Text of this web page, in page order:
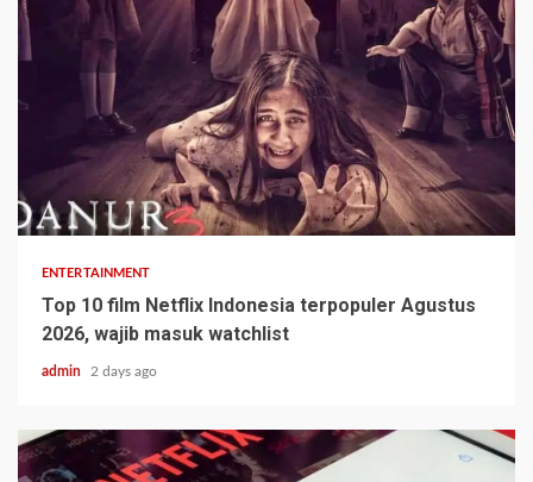
ENTERTAINMENT
Top 10 film Netflix Indonesia terpopuler Agustus
2026, wajib masuk watchlist
admin 2 days ago